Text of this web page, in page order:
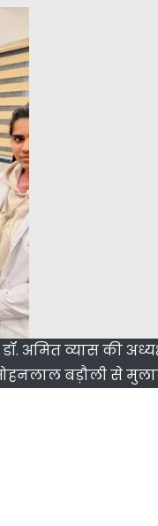
डॉ. अमित व्यास की
बड़ौली से